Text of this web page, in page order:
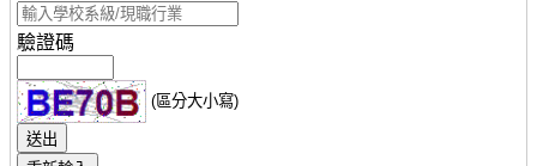
驗證碼
(區分大小寫)